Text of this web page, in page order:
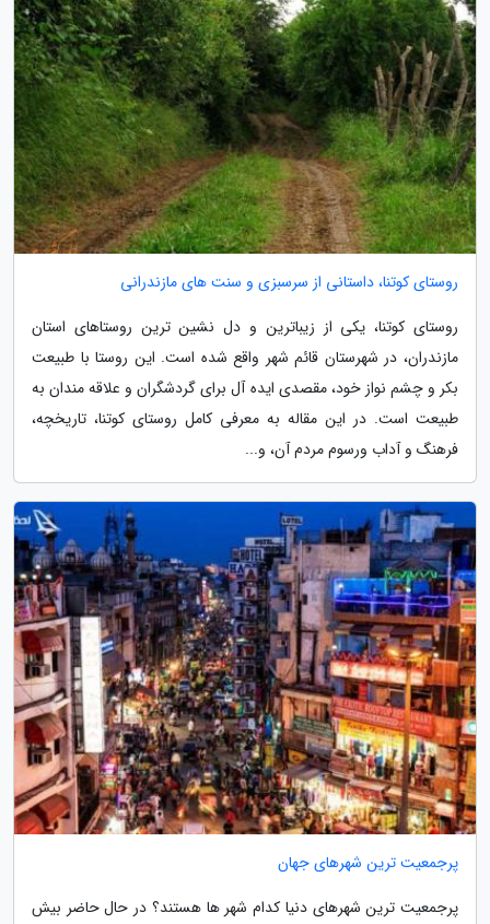
روستای کوتنا، داستانی از سرسبزی و سنت های مازندرانی
روستای کوتنا، یکی از زیباترین و دل نشین ترین روستاهای استان
مازندران، در شهرستان قائم شهر واقع شده است. این روستا با طبیعت
بکر و چشم نواز خود، مقصدی ایده آل برای گردشگران و علاقه مندان به
طبیعت است. در این مقاله به معرفی کامل روستای کوتنا، تاریخچه،
فرهنگ و آداب ورسوم مردم آن، و...
پرجمعیت ترین شهرهای جهان
پرجمعیت ترین شهرهای دنیا کدام شهر ها هستند؟ در حال حاضر بیش